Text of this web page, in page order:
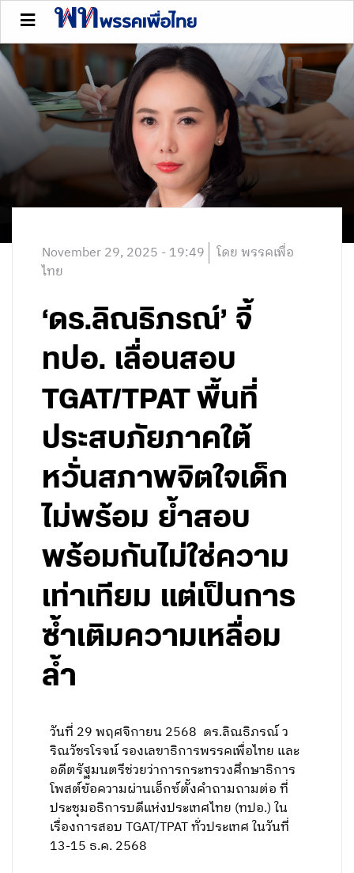
November 29, 2025 - 19:49 โดย พรรคเพื่อ
ไทย
‘ดร.ลิณธิภรณ์’ จี้
ทปอ. เลื่อนสอบ
TGAT/TPAT พื้นที่
ประสบภัยภาคใต้
หวั่นสภาพจิตใจเด็ก
ไม่พร้อม ย้ำสอบ
พร้อมกันไม่ใช่ความ
เท่าเทียม แต่เป็นการ
ซ้ำเติมความเหลื่อม
ล้ำ
วันที่ 29 พฤศจิกายน 2568 ดร.ลิณธิภรณ์ ว
ริณวัชรโรจน์ รองเลขาธิการพรรคเพื่อไทย และ
อดีตรัฐมนตรีช่วยว่าการกระทรวงศึกษาธิการ
โพสต์ข้อความผ่านเอ็กซ์ตั้งคำถามถามต่อ ที่
ประชุมอธิการบดีแห่งประเทศไทย (ทปอ.) ใน
เรื่องการสอบ TGAT/TPAT ทั่วประเทศ ในวันที่
13-15 ธ.ค. 2568